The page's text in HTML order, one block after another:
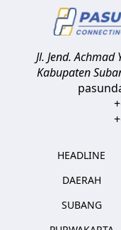
Jl. Jend.
Kabupaten
HEADLINE
DAERAH
SUBANG